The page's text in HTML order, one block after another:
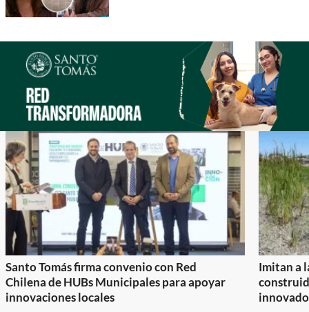
Santo Tomás firma convenio con Red
Chilena de HUBs Municipales para apoyar
innovaciones locales
Imitan a